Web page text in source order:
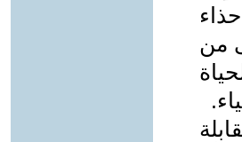
من